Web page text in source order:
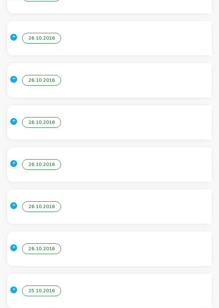
26.10.2016
26.10.2016
26.10.2016
26.10.2016
26.10.2016
26.10.2016
25.10.2016